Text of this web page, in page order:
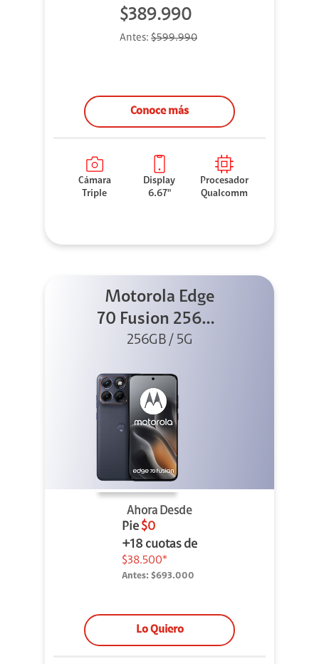
$389.990
Antes: $599.990
Conoce más
Cámara
Triple
Display
6.67"
Procesador
Qualcomm
Motorola Edge
70 Fusion 256GB
Azul
256GB / 5G
Ahora Desde
Pie $0
+18 cuotas de
$38.500*
Antes: $693.000
Lo Quiero